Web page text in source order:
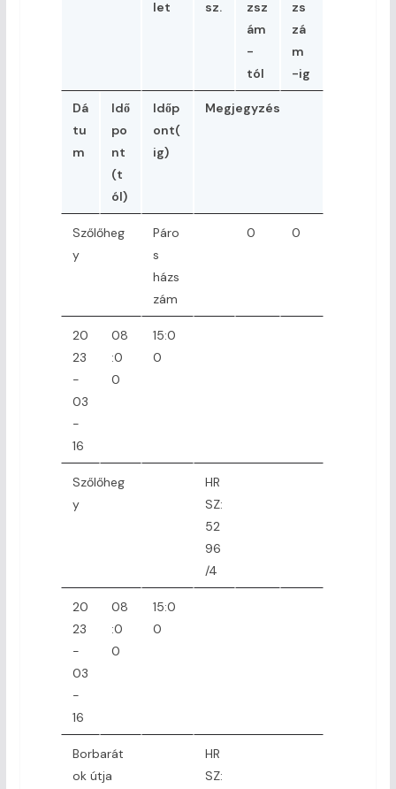
let
sz.
zsz
ám
-
tól
zs
zá
m
-ig
Dá
tu
m
Idő
po
nt
(t
ól)
Időp
ont(
ig)
Megjegyzés
Szőlőheg
y
Páro
s
házs
zám
0 0
20
23
-
03
-
16
08
:0
0
15:0
0
Szőlőheg
y
HR
SZ:
52
96
/4
20
23
-
03
-
16
08
:0
0
15:0
0
Borbarát
ok útja
HR
SZ: